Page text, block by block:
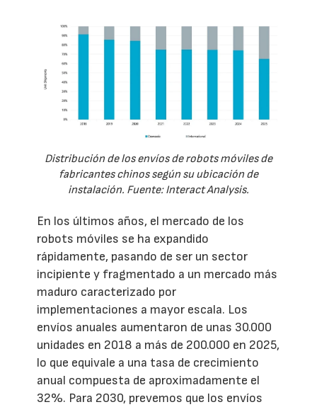
Distribución de los envíos de robots móviles de
fabricantes chinos según su ubicación de
instalación. Fuente: Interact Analysis.
En los últimos años, el mercado de los
robots móviles se ha expandido
rápidamente, pasando de ser un sector
incipiente y fragmentado a un mercado más
maduro caracterizado por
implementaciones a mayor escala. Los
envíos anuales aumentaron de unas 30.000
unidades en 2018 a más de 200.000 en 2025,
lo que equivale a una tasa de crecimiento
anual compuesta de aproximadamente el
32%. Para 2030, prevemos que los envíos